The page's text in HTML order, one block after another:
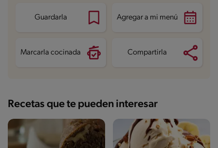
Guardarla Agregar a mi menú
Marcarla cocinada Compartirla
Recetas que te pueden interesar